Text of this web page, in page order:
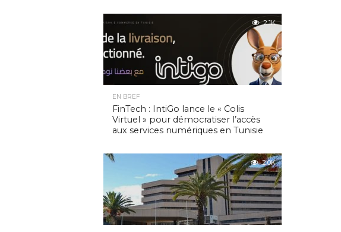
2.1K
EN BREF
FinTech : IntiGo lance le « Colis
Virtuel » pour démocratiser l’accès
aux services numériques en Tunisie
2.0K